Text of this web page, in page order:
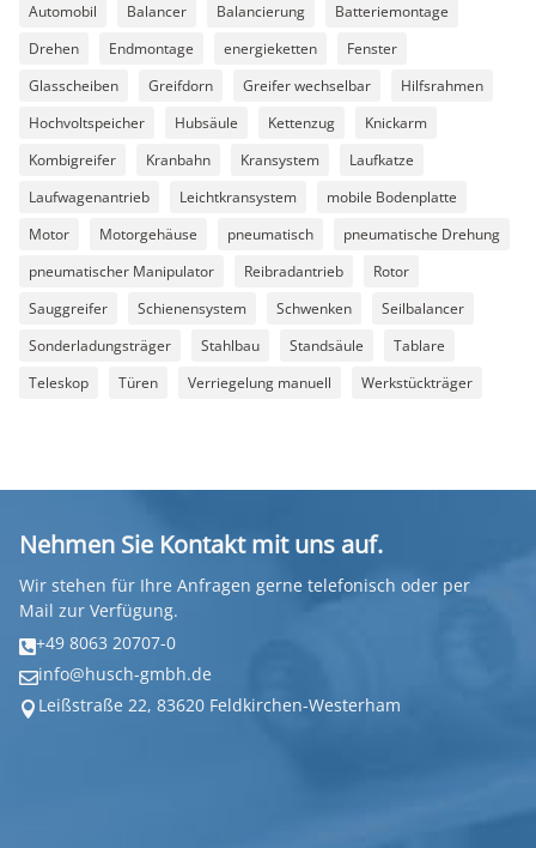
Automobil
Balancer Balancierung
Batteriemontage
Drehen
Endmontage energieketten
Fenster
Glasscheiben
Greifdorn Greifer wechselbar
Hilfsrahmen
Hochvoltspeicher
Hubsäule Kettenzug
Knickarm
Kombigreifer
Kranbahn Kransystem
Laufkatze
Laufwagenantrieb
Leichtkransystem
mobile Bodenplatte
Motor
Motorgehäuse pneumatisch
pneumatische Drehung
pneumatischer Manipulator
Reibradantrieb
Rotor
Sauggreifer
Schienensystem Schwenken
Seilbalancer
Sonderladungsträger
Stahlbau Standsäule
Tablare
Teleskop
Türen Verriegelung manuell Werkstückträger
Nehmen Sie Kontakt mit uns auf.
Wir stehen für Ihre Anfragen gerne telefonisch oder per
Mail zur Verfügung.
+49 8063 20707-0
info@husch-gmbh.de
 Leißstraße 22, 83620 Feldkirchen-Westerham